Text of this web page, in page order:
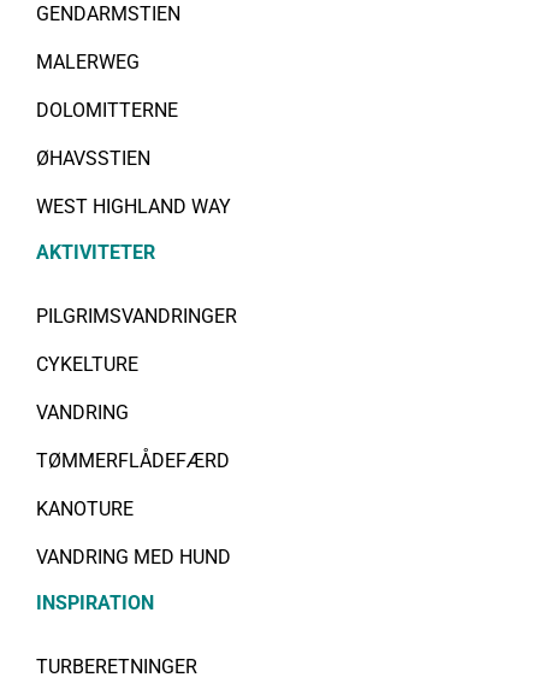
GENDARMSTIEN
MALERWEG
DOLOMITTERNE
ØHAVSSTIEN
WEST HIGHLAND WAY
AKTIVITETER
PILGRIMSVANDRINGER
CYKELTURE
VANDRING
TØMMERFLÅDEFÆRD
KANOTURE
VANDRING MED HUND
INSPIRATION
TURBERETNINGER